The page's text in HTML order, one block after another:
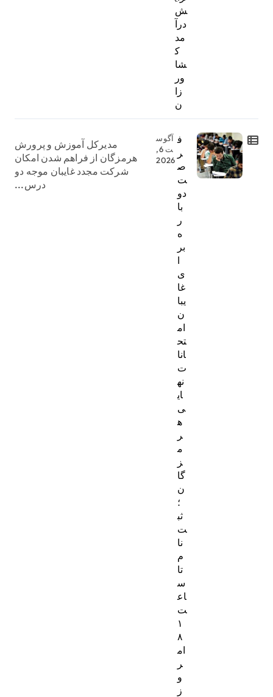
ش
درآ
مد
ک
شا
ور
زا
ن
ف
ر
ص
ت
دو
با
ر
ه
بر
ا
ی
غا
یبا
ن
ام
تح
انا
ت
نه
ای
ی
ه
ر
م
ز
گا
ن
؛
ثب
ت‌
نا
م
تا
س
اع
ت
۱
۸
ام
ر
و
ز
آگوس
ت 6,
2026
مدیرکل آموزش و پرورش
هرمزگان از فراهم شدن امکان
شرکت مجدد غایبان موجه دو
درس...